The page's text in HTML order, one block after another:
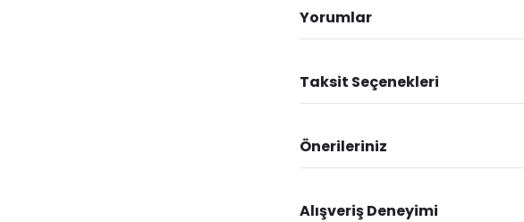
Yorumlar
Taksit Seçenekleri
Önerileriniz
Alışveriş Deneyimi